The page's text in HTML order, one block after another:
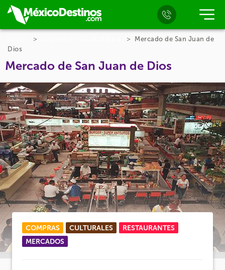
Mercado de San Juan de
Dios
Mercado de San Juan de Dios
COMPRAS CULTURALES
RESTAURANTES
MERCADOS